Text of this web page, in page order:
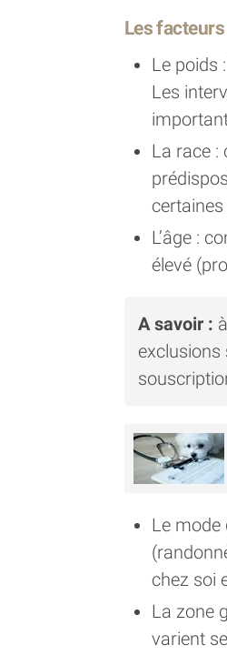
Les
Le poids
Les
La race :
L’âge :
élevé
A savoir :
exclusions
Le mode
chez soi
La zone
varient